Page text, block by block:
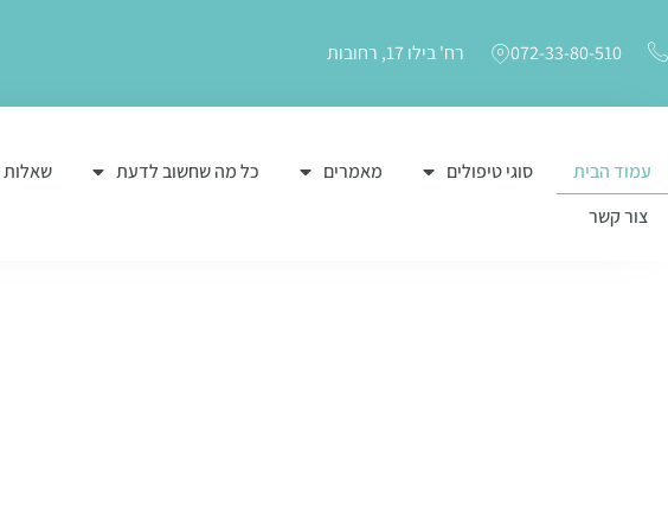
072-33-80-510 רח' בילו 17, רחובות
עמוד הבית סוגי טיפולים מאמרים כל מה שחשוב לדעת שאלות
צור קשר